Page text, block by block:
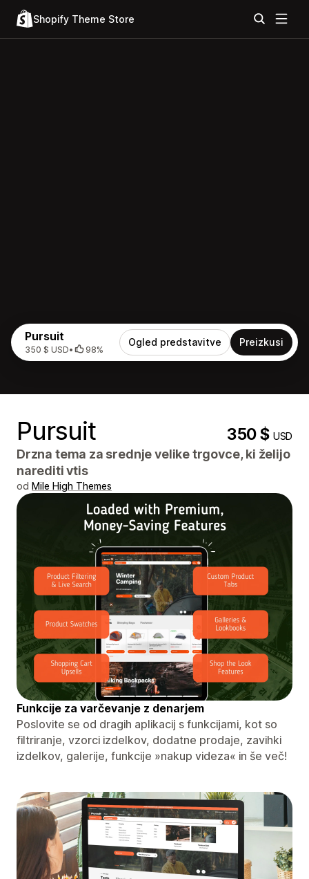
Shopify Theme Store
Pursuit
350 $ USD• 98%
Ogled predstavitve Preizkusi
Pursuit 350 $USD
Drzna tema za srednje velike trgovce, ki želijo
narediti vtis
od Mile High Themes
Funkcije za varčevanje z denarjem
Poslovite se od dragih aplikacij s funkcijami, kot so
filtriranje, vzorci izdelkov, dodatne prodaje, zavihki
izdelkov, galerije, funkcije »nakup videza« in še več!